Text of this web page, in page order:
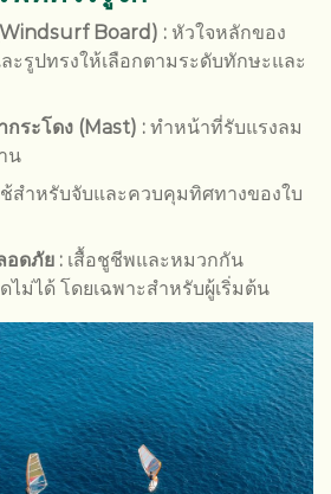
Board) : หัวใจหลักของ
ะรูปทรงให้เลือกตามระดับทักษะและ
กระโดง (Mast) : ทำหน้าที่รับแรงลม
น
สำหรับจับและควบคุมทิศทางของใบ
อดภัย : เสื้อชูชีพและหมวกกัน
ไม่ได้ โดยเฉพาะสำหรับผู้เริ่มต้น